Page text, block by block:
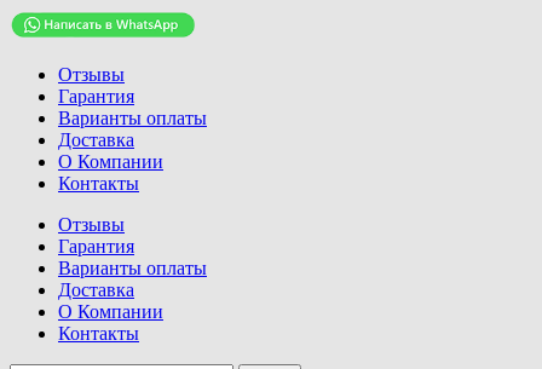
Отзывы
Гарантия
Варианты оплаты
Доставка
О Компании
Контакты
Отзывы
Гарантия
Варианты оплаты
Доставка
О Компании
Контакты